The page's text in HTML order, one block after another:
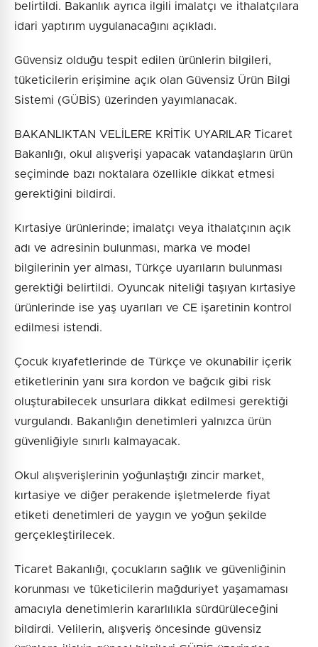
belirtildi. Bakanlık ayrıca ilgili imalatçı ve ithalatçılara
idari yaptırım uygulanacağını açıkladı.
Güvensiz olduğu tespit edilen ürünlerin bilgileri,
tüketicilerin erişimine açık olan Güvensiz Ürün Bilgi
Sistemi (GÜBİS) üzerinden yayımlanacak.
BAKANLIKTAN VELİLERE KRİTİK UYARILAR Ticaret
Bakanlığı, okul alışverişi yapacak vatandaşların ürün
seçiminde bazı noktalara özellikle dikkat etmesi
gerektiğini bildirdi.
Kırtasiye ürünlerinde; imalatçı veya ithalatçının açık
adı ve adresinin bulunması, marka ve model
bilgilerinin yer alması, Türkçe uyarıların bulunması
gerektiği belirtildi. Oyuncak niteliği taşıyan kırtasiye
ürünlerinde ise yaş uyarıları ve CE işaretinin kontrol
edilmesi istendi.
Çocuk kıyafetlerinde de Türkçe ve okunabilir içerik
etiketlerinin yanı sıra kordon ve bağcık gibi risk
oluşturabilecek unsurlara dikkat edilmesi gerektiği
vurgulandı. Bakanlığın denetimleri yalnızca ürün
güvenliğiyle sınırlı kalmayacak.
Okul alışverişlerinin yoğunlaştığı zincir market,
kırtasiye ve diğer perakende işletmelerde fiyat
etiketi denetimleri de yaygın ve yoğun şekilde
gerçekleştirilecek.
Ticaret Bakanlığı, çocukların sağlık ve güvenliğinin
korunması ve tüketicilerin mağduriyet yaşamaması
amacıyla denetimlerin kararlılıkla sürdürüleceğini
bildirdi. Velilerin, alışveriş öncesinde güvensiz